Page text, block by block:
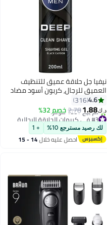
نيفيا جل حلاقة عميق للتنظيف
العميق للرجال، كربون أسود مضاد
للبكتيريا، 200 مل 200ملليلتر
4.6
316
د.ك‏1.88
2.78خصم 32%
#3 في كريمات الحلاقة الرجالية
أقل سعر في 7 يوم
تم بيع +180 مؤخرًا
#3 في كريمات الحلاقة الرجالية
لك رصيد مسترجع 10% + 1
احصل عليه خلال 14 - 15